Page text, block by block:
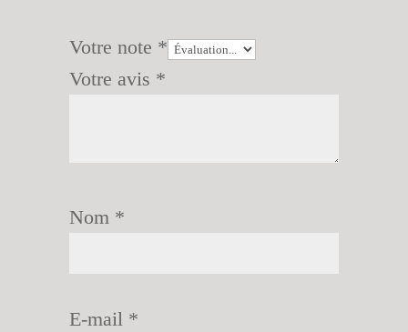
Votre note *
Votre avis *
Nom *
E-mail *